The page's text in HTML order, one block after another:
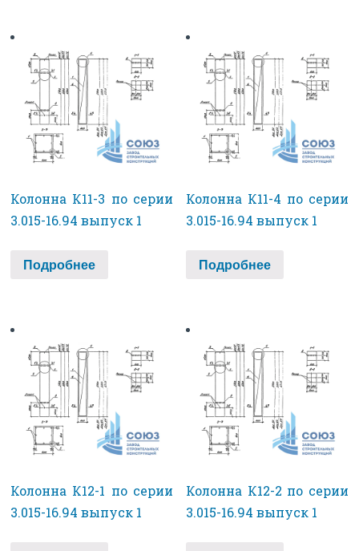
Колонна К11-3 по серии
3.015-16.94 выпуск 1
Подробнее
Колонна К11-4 по серии
3.015-16.94 выпуск 1
Подробнее
Колонна К12-1 по серии
3.015-16.94 выпуск 1
Колонна К12-2 по серии
3.015-16.94 выпуск 1